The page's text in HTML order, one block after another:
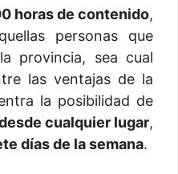
horas de contenido,
personas que
provincia, sea cual
las ventajas de la
la posibilidad de
cualquier lugar,
días de la semana.